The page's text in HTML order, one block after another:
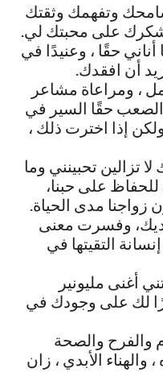
وتفهمك وثقتك
على محبتك لي.
أناني حقًا ، وعنيدًا في
أن افقدك.
، ومراعاة مشاعر
الصعب حقًا السير في
إذا اخترت ذلك ،
تزالين تحبينني وما
على حبنا،
زواجنا مدى الحياة.
وفسرت معنى
التقيتها في
أغنى مليونير
لك على وجودك في
والفرح والصحة
والهناء الأبدي ، زان